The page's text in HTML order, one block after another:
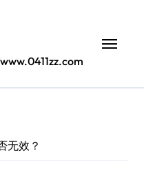
无效？